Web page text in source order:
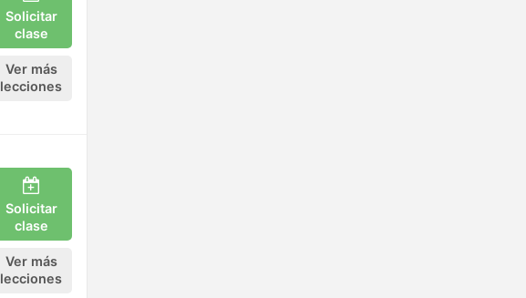
Solicitar
clase
Ver más
lecciones
Solicitar
clase
Ver más
lecciones